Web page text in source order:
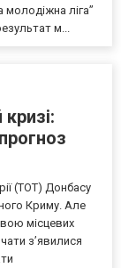
ліга”
м...
(ТОТ) Донбасу
Криму. Але
місцевих
з’явилися